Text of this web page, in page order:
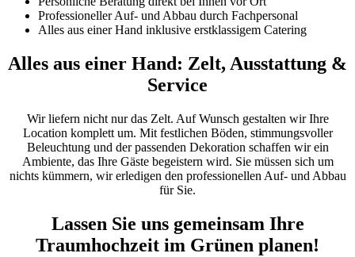
Professioneller Auf- und Abbau durch Fachpersonal
Alles aus einer Hand inklusive erstklassigem Catering
Alles aus einer Hand: Zelt, Ausstattung &
Service
Wir liefern nicht nur das Zelt. Auf Wunsch gestalten wir Ihre
Location komplett um. Mit festlichen Böden, stimmungsvoller
Beleuchtung und der passenden Dekoration schaffen wir ein
Ambiente, das Ihre Gäste begeistern wird. Sie müssen sich um
nichts kümmern, wir erledigen den professionellen Auf- und Abbau
für Sie.
Lassen Sie uns gemeinsam Ihre
Traumhochzeit im Grünen planen!